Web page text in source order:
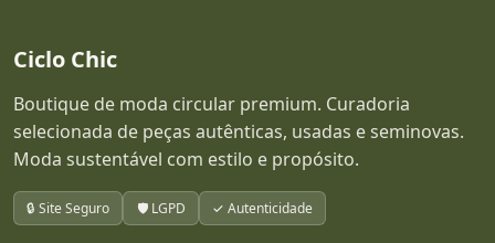
Ciclo Chic
Boutique de moda circular premium. Curadoria
selecionada de peças autênticas, usadas e seminovas.
Moda sustentável com estilo e propósito.
🔒 Site Seguro 🛡️ LGPD ✓ Autenticidade